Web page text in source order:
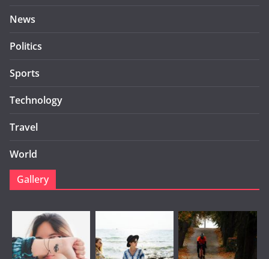
News
Politics
Sports
Technology
Travel
World
Gallery